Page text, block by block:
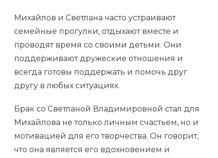
Михайлов и Светлана часто устраивают
семейные прогулки, отдыхают вместе и
проводят время со своими детьми. Они
поддерживают дружеские отношения и
всегда готовы поддержать и помочь друг
другу в любых ситуациях.
Брак со Светланой Владимировной стал для
Михайлова не только личным счастьем, но и
мотивацией для его творчества. Он говорит,
что она является его вдохновением и